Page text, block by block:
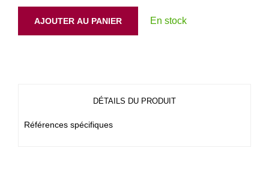
AJOUTER AU PANIER En stock
DÉTAILS DU PRODUIT
Références spécifiques